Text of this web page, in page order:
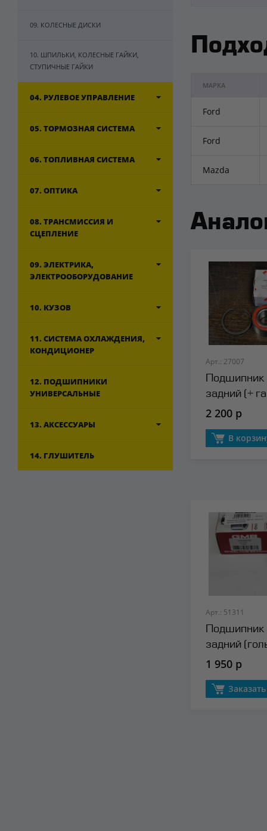
09. КОЛЕСНЫЕ ДИСКИ
10. ШПИЛЬКИ, КОЛЕСНЫЕ ГАЙКИ,
СТУПИЧНЫЕ ГАЙКИ
04. РУЛЕВОЕ УПРАВЛЕНИЕ
05. ТОРМОЗНАЯ СИСТЕМА
06. ТОПЛИВНАЯ СИСТЕМА
07. ОПТИКА
08. ТРАНСМИССИЯ И
СЦЕПЛЕНИЕ
09. ЭЛЕКТРИКА,
ЭЛЕКТРООБОРУДОВАНИЕ
10. КУЗОВ
11. СИСТЕМА ОХЛАЖДЕНИЯ,
КОНДИЦИОНЕР
12. ПОДШИПНИКИ
УНИВЕРСАЛЬНЫЕ
13. АКСЕССУАРЫ
14. ГЛУШИТЕЛЬ
МАРКА
Ford
Ford
Mazda
Арт.: 27007
Подшипник
задний (+
стопора)
2 200 р
В
Арт.: 51311
Подшипник
задний
1 950 р
Заказать